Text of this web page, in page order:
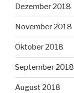
Dezember 2018
November 2018
Oktober 2018
September 2018
August 2018